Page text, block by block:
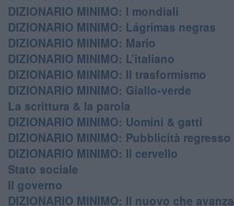
DIZIONARIO MINIMO: ​I mondiali
DIZIONARIO MINIMO: ​Lágrimas negras
DIZIONARIO MINIMO: Mario
DIZIONARIO MINIMO: L’italiano
DIZIONARIO MINIMO: Il trasformismo
DIZIONARIO MINIMO: Giallo-verde
La scrittura & la parola
​DIZIONARIO MINIMO: Uomini & gatti
DIZIONARIO MINIMO: ​Pubblicità regresso
DIZIONARIO MINIMO: Il cervello
Stato sociale
Il governo
DIZIONARIO MINIMO: Il nuovo che avanza